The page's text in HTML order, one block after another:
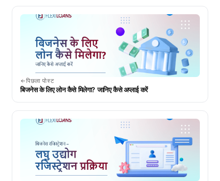
पिछला पोस्ट
बिजनेस के लिए लोन कैसे मिलेगा? जानिए कैसे अप्लाई करें